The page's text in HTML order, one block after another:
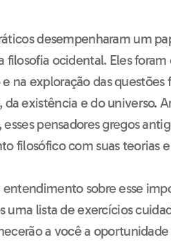
desempenharam um
ocidental. Eles foram
na exploração das questões
existência e do universo.
pensadores gregos
filosófico com suas teorias
entendimento sobre esse
uma lista de exercícios
a você a